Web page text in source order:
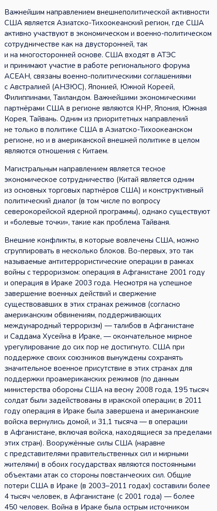
Важнейшим направлением внешнеполитической активности
США является Азиатско-Тихоокеанский регион, где США
активно участвуют в экономическом и военно-политическом
сотрудничестве как на двусторонней, так
и на многосторонней основе. США входят в АТЭС
и принимают участие в работе регионального форума
АСЕАН, связаны военно-политическими соглашениями
с Австралией (АНЗЮС), Японией, Южной Кореей,
Филиппинами, Таиландом. Важнейшими экономическими
партнёрами США в регионе являются КНР, Япония, Южная
Корея, Тайвань. Одним из приоритетных направлений
не только в политике США в Азиатско-Тихоокеанском
регионе, но и в американской внешней политике в целом
являются отношения с Китаем.
Магистральным направлением является тесное
экономическое сотрудничество (Китай является одним
из основных торговых партнёров США) и конструктивный
политический диалог (в том числе по вопросу
северокорейской ядерной программы), однако существуют
и «болевые точки», такие как проблема Тайваня.
Внешние конфликты, в которые вовлечены США, можно
сгруппировать в несколько блоков. Во-первых, это так
называемые антитеррористические операции в рамках
войны с терроризмом: операция в Афганистане 2001 году
и операция в Ираке 2003 года. Несмотря на успешное
завершение военных действий и свержение
существовавших в этих странах режимов (согласно
американским обвинениям, поддерживающих
международный терроризм) — талибов в Афганистане
и Саддама Хусейна в Ираке, — окончательное мирное
урегулирование до сих пор не достигнуто. США при
поддержке своих союзников вынуждены сохранять
значительное военное присутствие в этих странах для
поддержки проамериканских режимов (по данным
министерства обороны США на весну 2008 года, 195 тысяч
солдат были задействованы в иракской операции; в 2011
году операция в Ираке была завершена и американские
войска вернулись домой, и 31,1 тысяча — в операции
в Афганистане, включая войска, находящиеся за пределами
этих стран). Вооружённые силы США (наравне
с представителями правительственных сил и мирными
жителями) в обоих государствах являются постоянными
объектами атак со стороны повстанческих сил. Общие
потери США в Ираке (в 2003–2011 годах) составили более
4 тысяч человек, в Афганистане (с 2001 года) — более
450 человек. Война в Ираке была острым источником